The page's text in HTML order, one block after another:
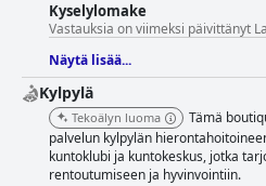
Kyselylomake
Vastauksia on viimeksi päivittänyt
Näytä lisää...
Kylpylä
Tekoälyn luoma
Tämä
palvelun kylpylän
kuntoklubi ja kuntokeskus, jotka
rentoutumiseen ja hyvinvointiin.